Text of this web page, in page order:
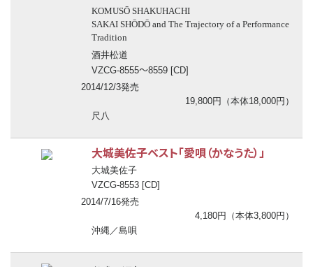
KOMUSŌ SHAKUHACHI
SAKAI SHŌDŌ and The Trajectory of a Performance
Tradition
酒井松道
VZCG-8555〜8559 [CD]
2014/12/3発売
19,800円（本体18,000円）
尺八
大城美佐子ベスト「愛唄（かなうた）」
大城美佐子
VZCG-8553 [CD]
2014/7/16発売
4,180円（本体3,800円）
沖縄／島唄